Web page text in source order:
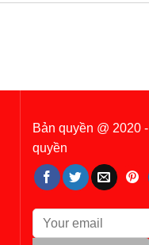
Bản quyền @ 2020 -
quyền